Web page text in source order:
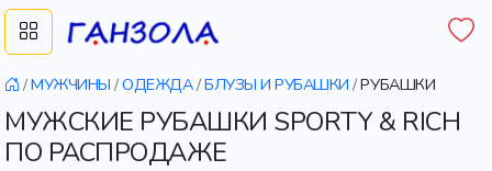
/МУЖЧИНЫ /ОДЕЖДА/БЛУЗЫ И РУБАШКИ /РУБАШКИ
МУЖСКИЕ РУБАШКИ SPORTY & RICH
ПО РАСПРОДАЖЕ